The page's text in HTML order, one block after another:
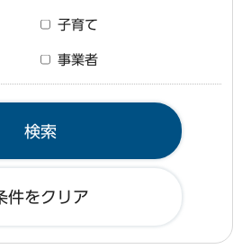
子育て
事業者
件をクリア